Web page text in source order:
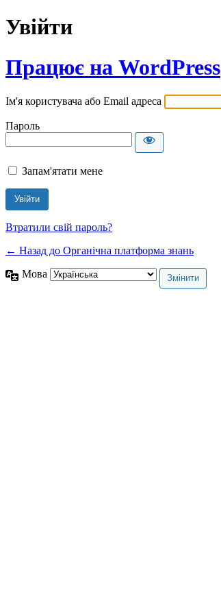
Увійти
Працює на WordPress
Ім'я користувача або Email адреса
Пароль
Запам'ятати мене
Втратили свій пароль?
← Назад до Органічна платформа знань
Мова